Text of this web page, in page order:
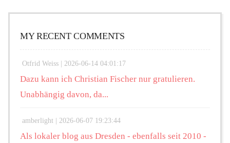
MY RECENT COMMENTS
Otfrid Weiss | 2026-06-14 04:01:17
Dazu kann ich Christian Fischer nur gratulieren.
Unabhängig davon, da...
amberlight | 2026-06-07 19:23:44
Als lokaler blog aus Dresden - ebenfalls seit 2010 -